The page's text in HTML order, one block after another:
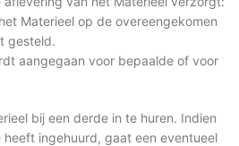
Materieel op de overeengekomen
gesteld.
aangegaan voor bepaalde of voor
bij een derde in te huren. Indien
ingehuurd, gaat een eventueel